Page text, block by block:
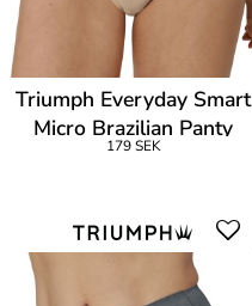
Triumph Everyday Smart
Micro Brazilian Panty
179 SEK